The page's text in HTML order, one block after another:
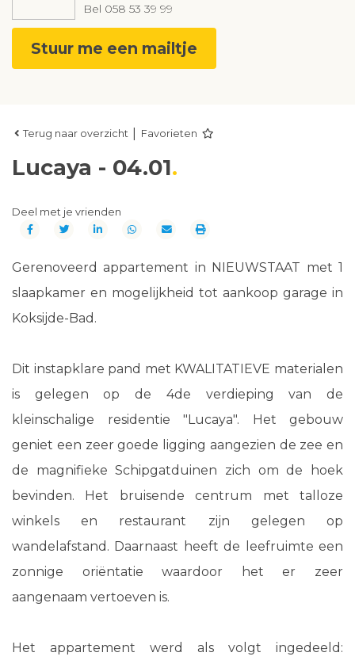
Bel 058 53 39 99
Stuur me een mailtje
Terug naar overzicht Favorieten
Lucaya - 04.01
Deel met je vrienden
Gerenoveerd appartement in NIEUWSTAAT met 1
slaapkamer en mogelijkheid tot aankoop garage in
Koksijde-Bad.
Dit instapklare pand met KWALITATIEVE materialen
is gelegen op de 4de verdieping van de
kleinschalige residentie "Lucaya". Het gebouw
geniet een zeer goede ligging aangezien de zee en
de magnifieke Schipgatduinen zich om de hoek
bevinden. Het bruisende centrum met talloze
winkels en restaurant zijn gelegen op
wandelafstand. Daarnaast heeft de leefruimte een
zonnige oriëntatie waardoor het er zeer
aangenaam vertoeven is.
Het appartement werd als volgt ingedeeld: